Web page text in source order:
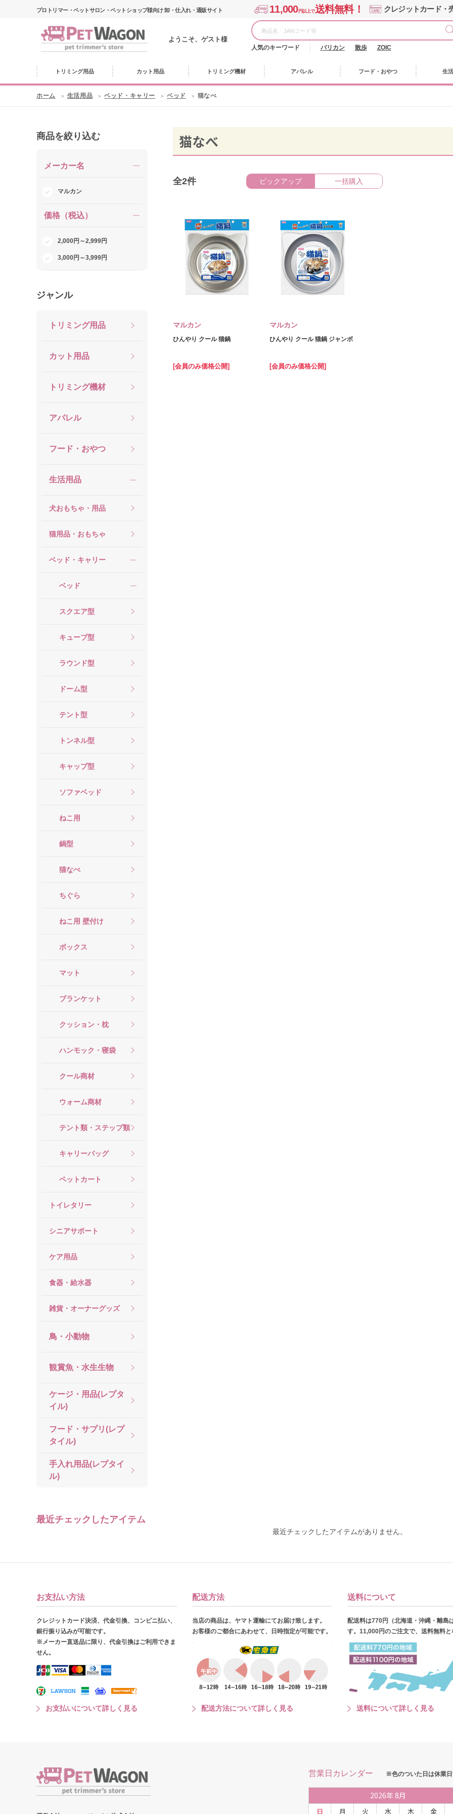
プロトリマー・ペットサロン・ペットショップ様向け 卸・仕入れ・通販サイト 11,000円以上で送料無料！ クレジットカード・
ようこそ、ゲスト様
人気のキーワード バリカン 散歩 ZOIC
トリミング用品 カット用品 トリミング機材 アパレル フード・おやつ 生
ホーム 生活用品 ベッド・キャリー ベッド 猫なべ
商品を絞り込む
メーカー名
マルカン
価格（税込）
2,000円～2,999円
3,000円～3,999円
ジャンル
トリミング用品
カット用品
トリミング機材
アパレル
フード・おやつ
生活用品
犬おもちゃ・用品
猫用品・おもちゃ
ベッド・キャリー
ベッド
スクエア型
キューブ型
ラウンド型
ドーム型
テント型
トンネル型
キャップ型
ソファベッド
ねこ用
鍋型
猫なべ
ちぐら
ねこ用 壁付け
ボックス
マット
ブランケット
クッション・枕
ハンモック・寝袋
クール商材
ウォーム商材
テント類・ステップ類
キャリーバッグ
ペットカート
トイレタリー
シニアサポート
ケア用品
食器・給水器
雑貨・オーナーグッズ
鳥・小動物
観賞魚・水生生物
ケージ・用品(レプタ
イル)
フード・サプリ(レプ
タイル)
手入れ用品(レプタイ
ル)
猫なべ
全2件 ピックアップ 一括購入
マルカン
ひんやり クール 猫鍋
[会員のみ価格公開]
マルカン
ひんやり クール 猫鍋 ジャンボ
[会員のみ価格公開]
最近チェックしたアイテム
最近チェックしたアイテムがありません。
お支払い方法
クレジットカード決済、代金引換、コンビニ払い、
銀行振り込みが可能です。
※メーカー直送品に限り、代金引換はご利用できま
せん。
お支払いについて詳しく見る
配送方法
当店の商品は、ヤマト運輸にてお届け致します。
お客様のご都合にあわせて、日時指定が可能です。
配送方法について詳しく見る
送料について
配送料は770円（北海道・沖縄・離島
す。11,000円のご注文で、送料無料と
送料について詳しく見る
営業日カレンダー ※色のついた日は休業日
2026年 8月
日 月 火 水 木 金